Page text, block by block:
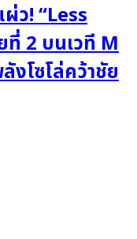
ว! “Less
2 บนเวที M
โซโล่คว้าชัย